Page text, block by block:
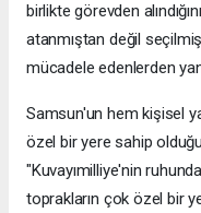
birlikte görevden
atanmıştan değil
mücadele edenlerden
Samsun'un hem kişisel
özel bir yere sahip
"Kuvayımilliye'nin
toprakların çok özel bir